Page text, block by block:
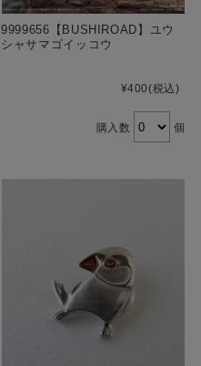
9999656【BUSHIROAD】ユウ
シャサマゴイッコウ
¥400(税込)
購入数 個